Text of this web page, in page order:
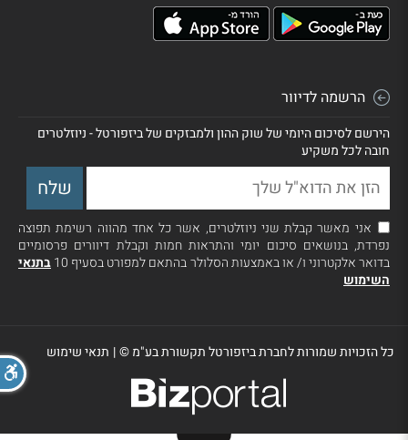
הרשמה לדיוור
הירשם לסיכום היומי של שוק ההון ולמבזקים של ביזפורטל - ניוזלטרים
חובה לכל משקיע
אני מאשר קבלת שני ניוזלטרים, אשר כל אחד מהווה רשימת תפוצה
נפרדת, בנושאים סיכום יומי והתראות חמות וקבלת דיוורים פרסומיים
בדואר אלקטרוני ו/ או באמצעות הסלולר בהתאם למפורט בסעיף 10
בתנאי
השימוש
כל הזכויות שמורות לחברת ביזפורטל תקשורת בע"מ ©| תנאי שימוש